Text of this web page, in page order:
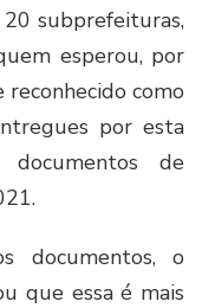
subprefeituras,
esperou, por
como
por esta
de
documentos, o
que essa é mais